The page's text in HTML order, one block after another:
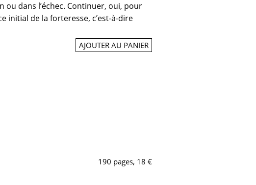
ou dans l’échec. Continuer, oui, pour
initial de la forteresse, c’est-à-dire
AJOUTER AU PANIER
190 pages, 18 €